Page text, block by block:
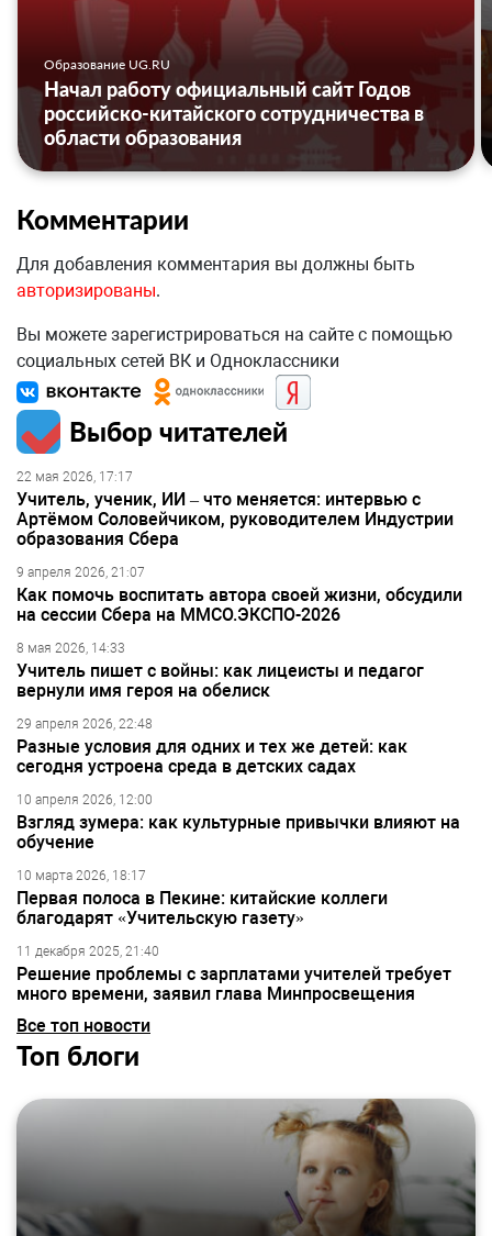
Образование UG.RU
Начал работу официальный сайт Годов
российско-китайского сотрудничества в
области образования
Комментарии
Для добавления комментария вы должны быть
авторизированы.
Вы можете зарегистрироваться на сайте с помощью
социальных сетей ВК и Одноклассники
Выбор читателей
22 мая 2026, 17:17
Учитель, ученик, ИИ – что меняется: интервью с
Артёмом Соловейчиком, руководителем Индустрии
образования Сбера
9 апреля 2026, 21:07
Как помочь воспитать автора своей жизни, обсудили
на сессии Сбера на ММСО.ЭКСПО-2026
8 мая 2026, 14:33
Учитель пишет с войны: как лицеисты и педагог
вернули имя героя на обелиск
29 апреля 2026, 22:48
Разные условия для одних и тех же детей: как
сегодня устроена среда в детских садах
10 апреля 2026, 12:00
Взгляд зумера: как культурные привычки влияют на
обучение
10 марта 2026, 18:17
Первая полоса в Пекине: китайские коллеги
благодарят «Учительскую газету»
11 декабря 2025, 21:40
Решение проблемы с зарплатами учителей требует
много времени, заявил глава Минпросвещения
Все топ новости
Топ блоги